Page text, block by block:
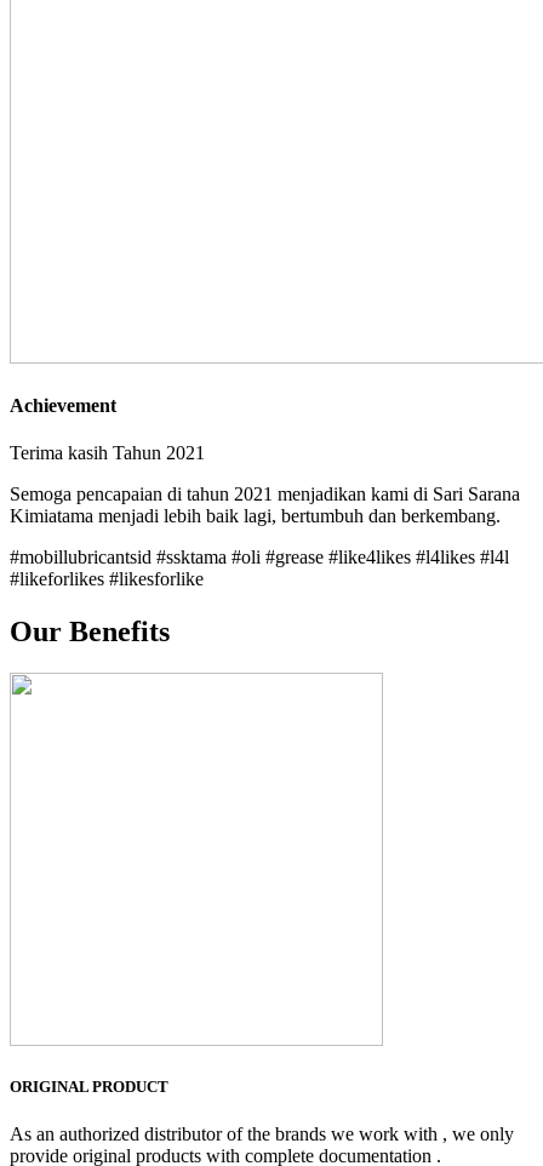
Achievement
Terima kasih Tahun 2021
Semoga pencapaian di tahun 2021 menjadikan kami di Sari Sarana
Kimiatama menjadi lebih baik lagi, bertumbuh dan berkembang.
#mobillubricantsid #ssktama #oli #grease #like4likes #l4likes #l4l
#likeforlikes #likesforlike
Our Benefits
ORIGINAL PRODUCT
As an authorized distributor of the brands we work with , we only
provide original products with complete documentation .